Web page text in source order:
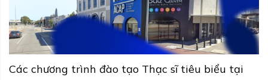
Các chương trình đào tạo Thạc sĩ tiêu biểu tại